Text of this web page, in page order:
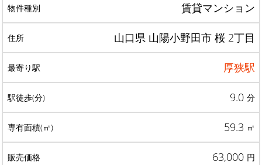
賃貸マンション
山口県 山陽小野田市 桜 2丁目
厚狭駅
9.0 分
59.3 ㎡
63,000 円